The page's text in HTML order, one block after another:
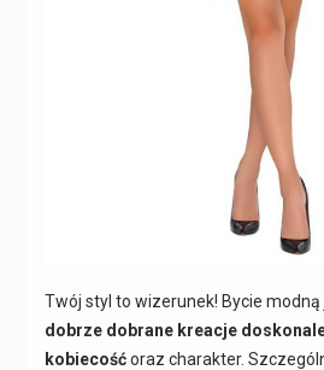
Twój styl to wizerunek! Bycie
dobrze dobrane kreacje
kobiecośćoraz charakter.